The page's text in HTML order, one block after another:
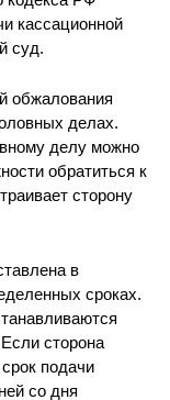
кассационной
суд.
обжалования
делах.
делу можно
обратиться к
сторону
в
сроках.
сторона
подачи
со дня